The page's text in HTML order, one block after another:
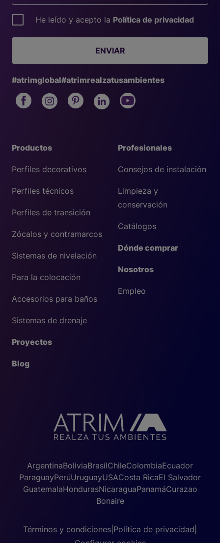
Profesionales
Consejos de instalación
Limpieza y
conservación
Catálogos
Dónde comprar
Nosotros
Empleo
Productos
Perfiles decorativos
Perfiles técnicos
Perfiles de transición
Zócalos y contramarcos
Sistemas de nivelación
Para la colocación
Accesorios para baños
Sistemas de drenaje
Proyectos
Blog
He leído y acepto la Política de privacidad
ENVIAR
#atrimglobal#atrimrealzatusambientes
ArgentinaBoliviaBrasilChileColombiaEcuador
ParaguayPerúUruguayUSACosta RicaEl Salvador
GuatemalaHondurasNicaraguaPanamáCurazao
Bonaire
Términos y condiciones Política de privacidad